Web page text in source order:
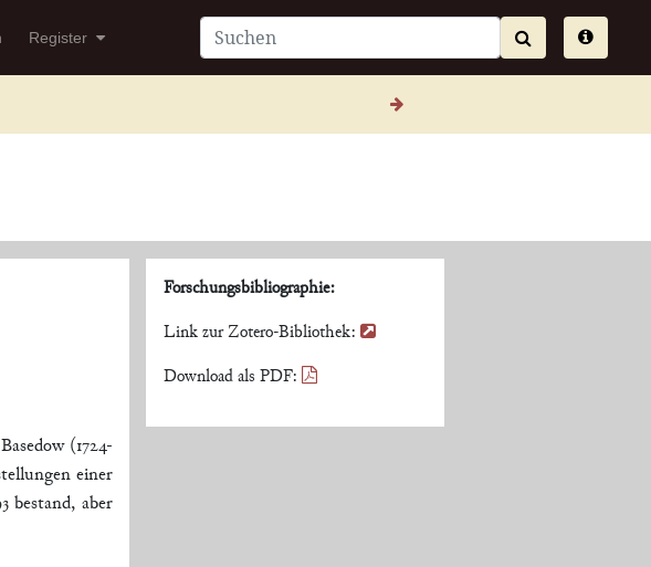
Register
(1724-
einer
bestand, aber
Forschungsbibliographie:
Link zur Zotero-Bibliothek:
Download als PDF: